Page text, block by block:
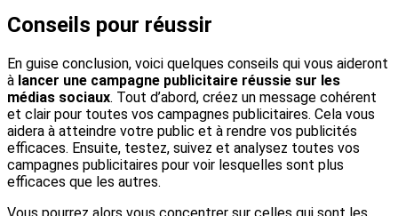
Conseils pour réussir
En guise conclusion, voici quelques conseils qui vous aideront
à lancer une campagne publicitaire réussie sur les
médias sociaux. Tout d’abord, créez un message cohérent
et clair pour toutes vos campagnes publicitaires. Cela vous
aidera à atteindre votre public et à rendre vos publicités
efficaces. Ensuite, testez, suivez et analysez toutes vos
campagnes publicitaires pour voir lesquelles sont plus
efficaces que les autres.
Vous pourrez alors vous concentrer sur celles qui sont les